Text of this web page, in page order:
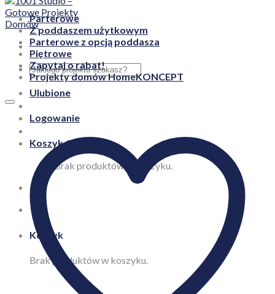
Ulubione
Logowanie
Koszyk /0,00
Brak produktów w koszyku.
Koszyk
Brak produktów w koszyku.
Parterowe
Z poddaszem użytkowym
Parterowe z opcją poddasza
Piętrowe
Zapytaj o rabat!
Projekty domów HomeKONCEPT